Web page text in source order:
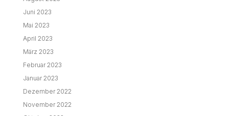
Juni 2023
Mai 2023
April 2023
März 2023
Februar 2023
Januar 2023
Dezember 2022
November 2022